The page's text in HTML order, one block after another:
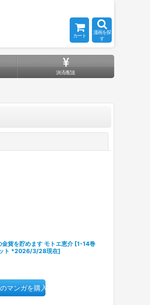
カート
漫画を探
す
決済/配送
貨を貯めます モトエ恵介 [1-14巻
ット *2026/3/28現在]
マンガを購入